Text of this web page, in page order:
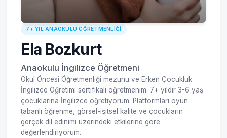
7+ YIL ANAOKULU ÖĞRETMENLIĞI
Ela Bozkurt
Anaokulu İngilizce Öğretmeni
Okul Öncesi Öğretmenliği mezunu ve Erken Çocukluk
İngilizce Öğretimi sertifikalı öğretmenim. 7+ yıldır 3-6 yaş
çocuklarına İngilizce öğretiyorum. Platformları oyun
tabanlı öğrenme, görsel-işitsel kalite ve çocukların
gerçek dil edinimi üzerindeki etkilerine göre
değerlendiriyorum.